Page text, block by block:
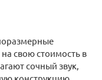
свою стоимость в
сочный звук,